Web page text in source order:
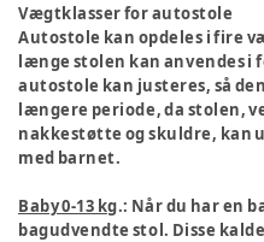
Vægtklasser for autostole
Autostole kan opdeles i fire
længe stolen kan anvendes i
autostole kan justeres, så
længere periode, da stolen,
nakkestøtte og skuldre, kan
med barnet.
Baby 0-13 kg.: Når du har en
bagudvendte stol. Disse